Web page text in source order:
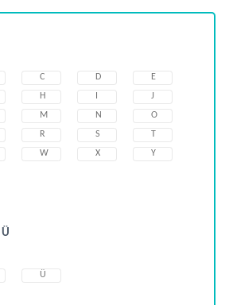
C D
E
H
J
M N
O
R S
W X
Y
Ü